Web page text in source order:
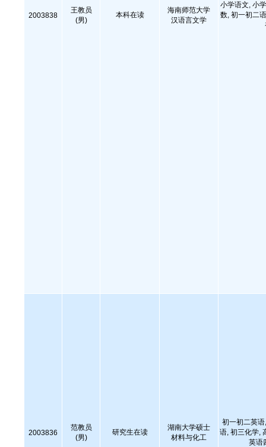
2003838
王教员
(男)
本科在读
海南师范大学
汉语言文学
小学语文, 小
数, 初一初二
2003836
范教员
(男)
研究生在读
湖南大学硕士
材料与化工
初一初二英
语, 初三化学,
英语